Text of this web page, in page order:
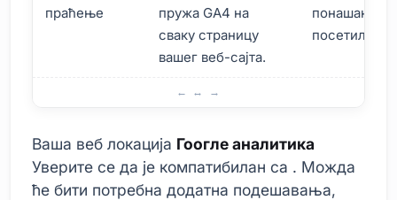
праћење
пружа GA4 на
сваку страницу
вашег веб-сајта.
понашање
посетилаца.
Ваша веб локација Гоогле аналитика
Уверите се да је компатибилан са . Можда
ће бити потребна додатна подешавања,